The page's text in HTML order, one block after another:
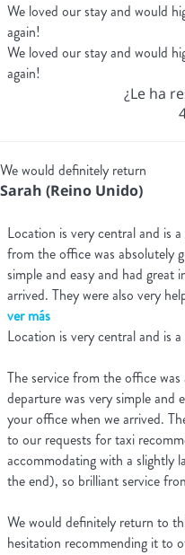
We loved our stay and would
again!
We loved our stay and would
again!
¿Le ha
We would definitely return
Sarah (Reino Unido)
Location is very central and is
from the office was absolutely
simple and easy and had
arrived. They were also very
ver más
Location is very central and is
The service from the office
departure was very simple and
your office when we arrived.
to our requests for taxi
accommodating with a slightly
the end), so brilliant service
We would definitely return to
hesitation recommending it to